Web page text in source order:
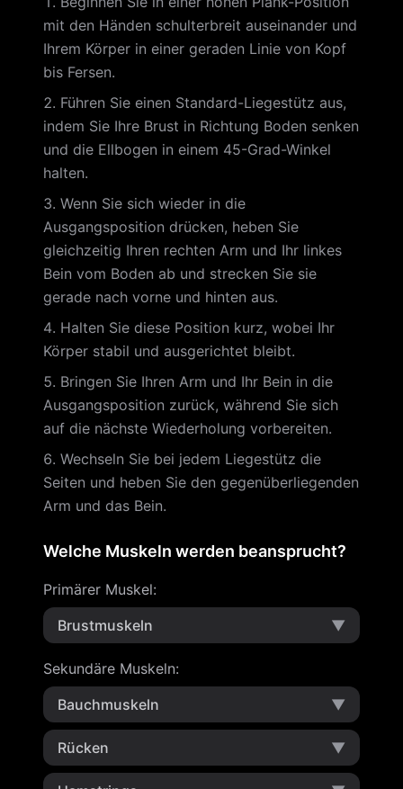
mit den Händen schulterbreit auseinander und
Ihrem Körper in einer geraden Linie von Kopf
bis Fersen.
Führen Sie einen Standard-Liegestütz aus,
indem Sie Ihre Brust in Richtung Boden senken
und die Ellbogen in einem 45-Grad-Winkel
halten.
Wenn Sie sich wieder in die
Ausgangsposition drücken, heben Sie
gleichzeitig Ihren rechten Arm und Ihr linkes
Bein vom Boden ab und strecken Sie sie
gerade nach vorne und hinten aus.
Halten Sie diese Position kurz, wobei Ihr
Körper stabil und ausgerichtet bleibt.
Bringen Sie Ihren Arm und Ihr Bein in die
Ausgangsposition zurück, während Sie sich
auf die nächste Wiederholung vorbereiten.
Wechseln Sie bei jedem Liegestütz die
Seiten und heben Sie den gegenüberliegenden
Arm und das Bein.
Welche Muskeln werden beansprucht?
Primärer Muskel:
Brustmuskeln
▼
Sekundäre Muskeln:
Bauchmuskeln
▼
Rücken ▼